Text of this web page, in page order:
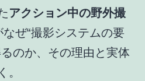
アクション中の野外撮
ぜ“撮影システムの要
るのか、その理由と実体
。